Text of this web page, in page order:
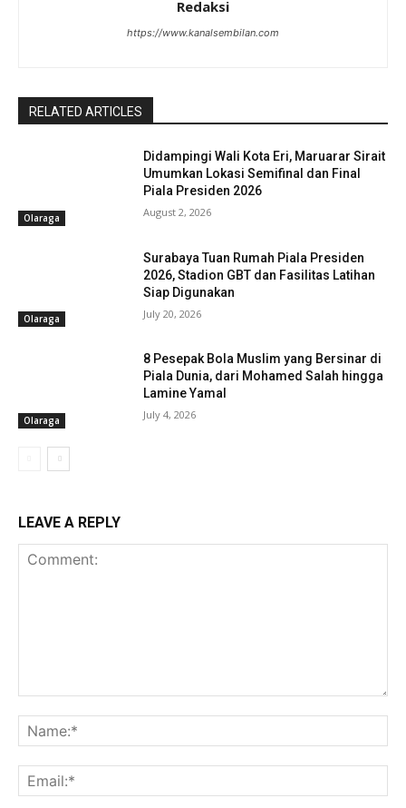
Redaksi
https://www.kanalsembilan.com
RELATED ARTICLES
Olaraga
Didampingi Wali Kota Eri, Maruarar Sirait
Umumkan Lokasi Semifinal dan Final
Piala Presiden 2026
August 2, 2026
Olaraga
Surabaya Tuan Rumah Piala Presiden
2026, Stadion GBT dan Fasilitas Latihan
Siap Digunakan
July 20, 2026
Olaraga
8 Pesepak Bola Muslim yang Bersinar di
Piala Dunia, dari Mohamed Salah hingga
Lamine Yamal
July 4, 2026
LEAVE A REPLY